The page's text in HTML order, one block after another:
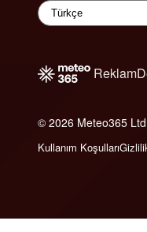
Reklam
© 2026 Meteo365 Ltd.
Kullanım Koşulları